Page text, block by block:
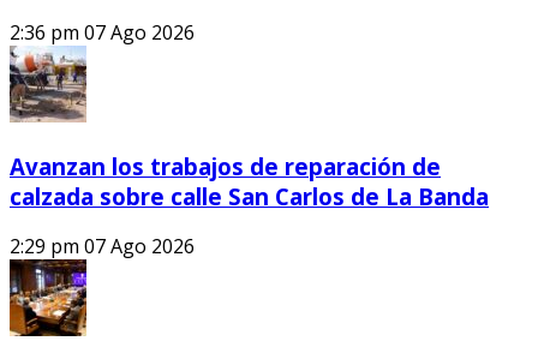
2:36 pm 07 Ago 2026
Avanzan los trabajos de reparación de
calzada sobre calle San Carlos de La Banda
2:29 pm 07 Ago 2026